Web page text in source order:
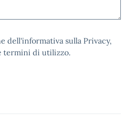
dell'informativa sulla Privacy,
termini di utilizzo.